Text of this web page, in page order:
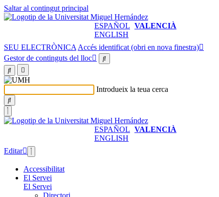
Saltar al contingut principal
ESPAÑOL VALENCIÀ
ENGLISH
SEU ELECTRÒNICA Accés identificat (obri en nova finestra)
Gestor de continguts del lloc
Introdueix la teua cerca
ESPAÑOL VALENCIÀ
ENGLISH
Editar
Accessibilitat
El Servei
El Servei
Directori